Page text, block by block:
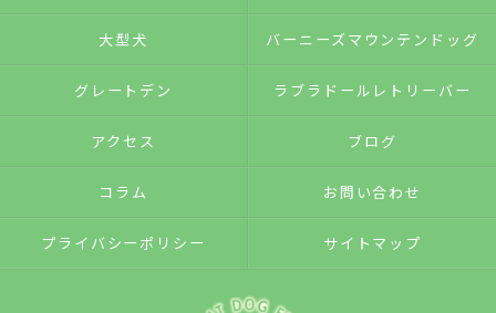
大型犬 バーニーズマウンテンドッグ
グレートデン ラブラドールレトリーバー
アクセス ブログ
コラム お問い合わせ
プライバシーポリシー サイトマップ